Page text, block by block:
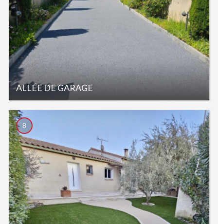
ALLÉE DE GARAGE
8